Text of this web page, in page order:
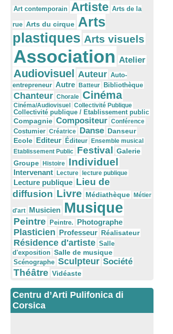
Art contemporain Artiste Arts de la
rue Arts du cirque Arts
plastiques Arts visuels
Association Atelier
Audiovisuel Auteur Auto-
entrepreneur Autre Batteur Bibliothèque
Chanteur Chorale Cinéma
Cinéma/Audiovisuel
Collectivité Publique
Collectivité publique / Etablissement public
Compagnie Compositeur Conférence
Costumier Créatrice Danse Danseur
Ecole Editeur Éditeur
Ensemble musical
Etablissement Public Festival Galerie
Groupe
Histoire Individuel
Intervenant Lecture lecture publique
Lecture publique Lieu de
diffusion Livre Médiathèque Métier
d'art Musicien Musique
Peintre Peintre. Photographe
Plasticien Professeur Réalisateur
Résidence d'artiste Salle
d'exposition Salle de musique
Scénographe Sculpteur Société
Théâtre Vidéaste
Centru d’Arti Pulifonica di
Corsica